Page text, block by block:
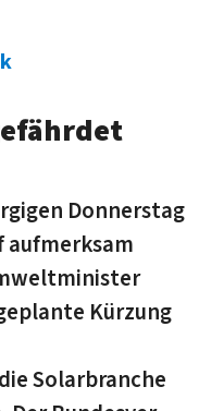
Donnerstag
aufmerksam
Kürzung
Solarbranche